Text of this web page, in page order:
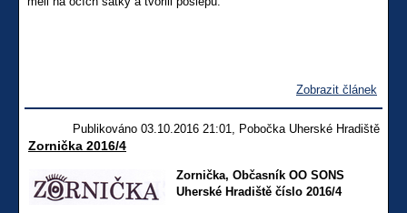
Zobrazit článek
Publikováno 03.10.2016 21:01, Pobočka Uherské Hradiště
Zornička 2016/4
Zornička, Občasník OO SONS
Uherské Hradiště číslo 2016/4